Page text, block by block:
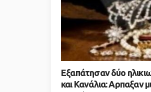
Εξαπάτησαν δύο
και Κανάλια: Αρπαξαν